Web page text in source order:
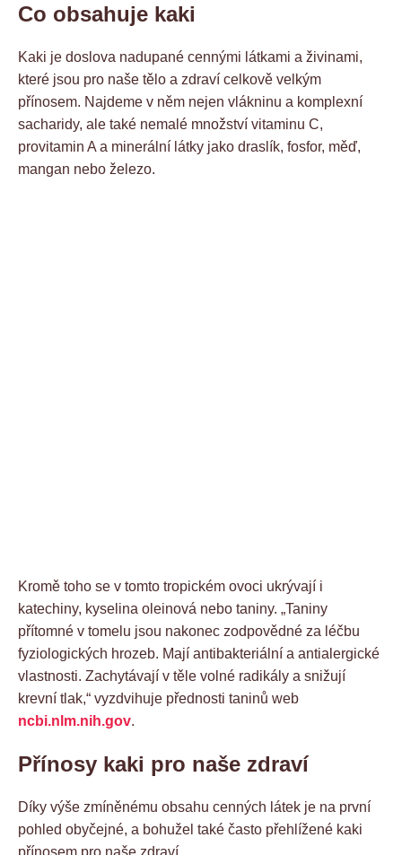
Co obsahuje kaki
Kaki je doslova nadupané cennými látkami a živinami,
které jsou pro naše tělo a zdraví celkově velkým
přínosem. Najdeme v něm nejen vlákninu a komplexní
sacharidy, ale také nemalé množství vitaminu C,
provitamin A a minerální látky jako draslík, fosfor, měď,
mangan nebo železo.
Kromě toho se v tomto tropickém ovoci ukrývají i
katechiny, kyselina oleinová nebo taniny. „Taniny
přítomné v tomelu jsou nakonec zodpovědné za léčbu
fyziologických hrozeb. Mají antibakteriální a antialergické
vlastnosti. Zachytávají v těle volné radikály a snižují
krevní tlak,“ vyzdvihuje přednosti taninů web
ncbi.nlm.nih.gov.
Přínosy kaki pro naše zdraví
Díky výše zmíněnému obsahu cenných látek je na první
pohled obyčejné, a bohužel také často přehlížené kaki
přínosem pro naše zdraví.